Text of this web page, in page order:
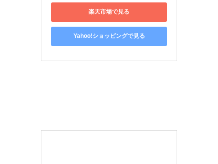
楽天市場で見る
Yahoo!ショッピングで見る